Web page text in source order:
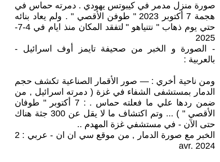
صورة منزل مدمر في كيبوتس يهودي . دمرته حماس في
هجمة 7 أكتوبر 2023 " طوفن الأقصي " . ولم يعاد بنائه
حتي يوم ذهاب " نتنياهو " لتفقد المكان منذ ايام في 4-7-
2025
- الصورة و الخبر من صحيفة تايمز أوف اسرائيل -
بالعربية :
ومن ناحية أخري : — صور الأقمار الصناعية تكشف حجم
الدمار بمستشفى الشفاء في غزة ( دمرته اسرائيل , من
ضمن ردها علي ما فعلته حماس . : 7 أكتوبر " طوفان
الأقصي " ) ... وتم اكتشاف ما لا يقل عن 300 جثة هناك
حتى الآن - في مستشفي غزة المهدم ..
الخبر مع صورة الدمار , من موقع سي ان ان - عربي : 2
avr. 2024